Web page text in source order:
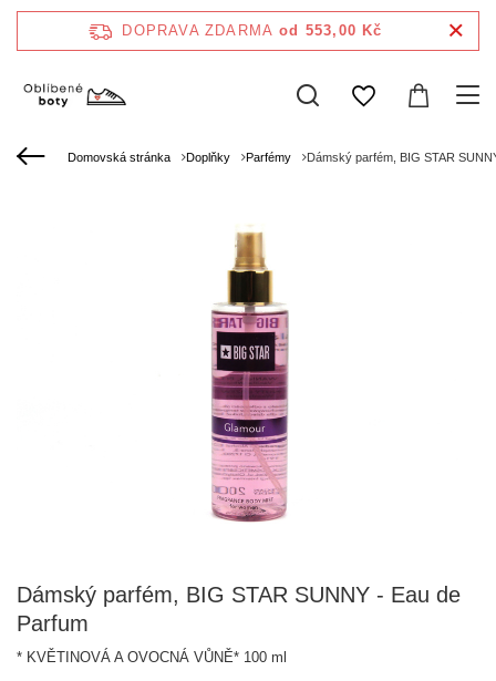
DOPRAVA ZDARMA od 553,00 Kč
Domovská stránka Doplňky Parfémy Dámský parfém, BIG STAR
Dámský parfém, BIG STAR SUNNY - Eau de
Parfum
* KVĚTINOVÁ A OVOCNÁ VŮNĚ* 100 ml